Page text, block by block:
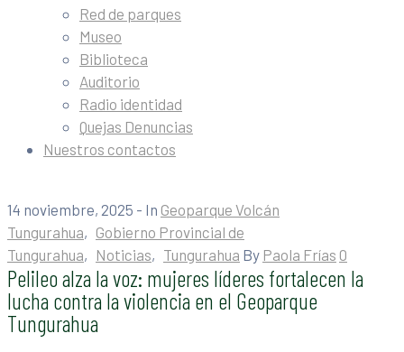
Red de parques
Museo
Biblioteca
Auditorio
Radio identidad
Quejas Denuncias
Nuestros contactos
14 noviembre, 2025 - In Geoparque Volcán
Tungurahua‚ Gobierno Provincial de
Tungurahua‚ Noticias‚ Tungurahua By Paola Frías 0
Pelileo alza la voz: mujeres líderes fortalecen la
lucha contra la violencia en el Geoparque
Tungurahua